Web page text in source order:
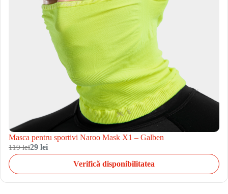
Masca pentru sportivi Naroo Mask X1 – Galben
119 lei29 lei
Verifică disponibilitatea